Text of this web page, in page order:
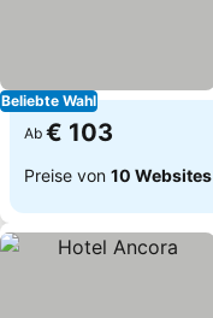
Beliebte Wahl
Ab € 103
Preise von 10 Websites